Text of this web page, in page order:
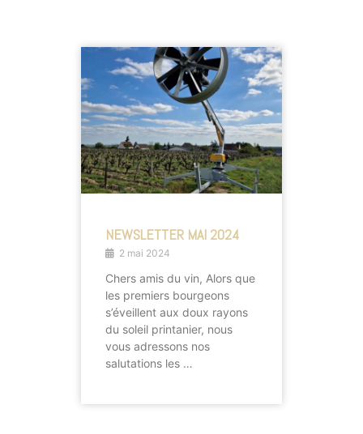
NEWSLETTER MAI 2024
2 mai 2024
Chers amis du vin, Alors que
les premiers bourgeons
s’éveillent aux doux rayons
du soleil printanier, nous
vous adressons nos
salutations les …